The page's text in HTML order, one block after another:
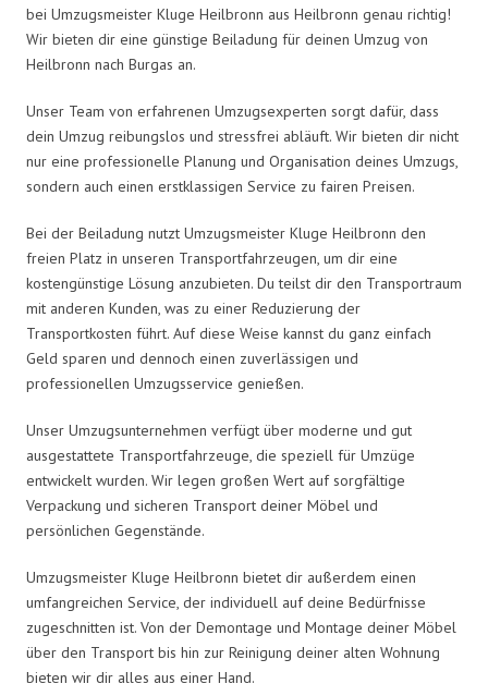
bei Umzugsmeister Kluge Heilbronn aus Heilbronn genau richtig!
Wir bieten dir eine günstige Beiladung für deinen Umzug von
Heilbronn nach Burgas an.
Unser Team von erfahrenen Umzugsexperten sorgt dafür, dass
dein Umzug reibungslos und stressfrei abläuft. Wir bieten dir nicht
nur eine professionelle Planung und Organisation deines Umzugs,
sondern auch einen erstklassigen Service zu fairen Preisen.
Bei der Beiladung nutzt Umzugsmeister Kluge Heilbronn den
freien Platz in unseren Transportfahrzeugen, um dir eine
kostengünstige Lösung anzubieten. Du teilst dir den Transportraum
mit anderen Kunden, was zu einer Reduzierung der
Transportkosten führt. Auf diese Weise kannst du ganz einfach
Geld sparen und dennoch einen zuverlässigen und
professionellen Umzugsservice genießen.
Unser Umzugsunternehmen verfügt über moderne und gut
ausgestattete Transportfahrzeuge, die speziell für Umzüge
entwickelt wurden. Wir legen großen Wert auf sorgfältige
Verpackung und sicheren Transport deiner Möbel und
persönlichen Gegenstände.
Umzugsmeister Kluge Heilbronn bietet dir außerdem einen
umfangreichen Service, der individuell auf deine Bedürfnisse
zugeschnitten ist. Von der Demontage und Montage deiner Möbel
über den Transport bis hin zur Reinigung deiner alten Wohnung
bieten wir dir alles aus einer Hand.